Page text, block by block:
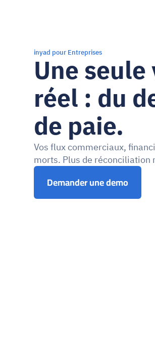
inyad pour Entreprises
Une
réel : du
de paie.
Vos flux commerciaux,
morts. Plus de réconciliation
Demander une demo